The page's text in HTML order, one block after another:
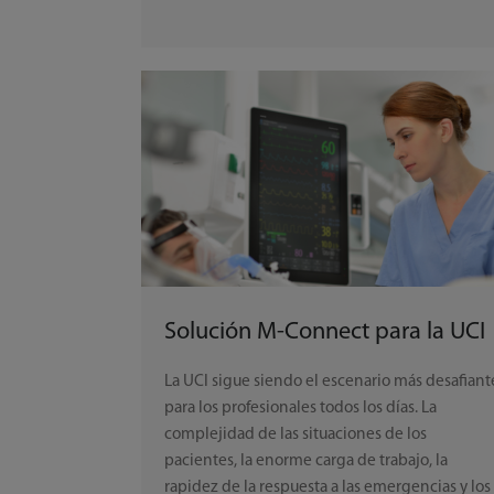
Solución M-Connect para la UCI
La UCI sigue siendo el escenario más
para los profesionales todos los días. La
complejidad de las situaciones de los
pacientes, la enorme carga de trabajo, la
rapidez de la respuesta a las emergencias y los